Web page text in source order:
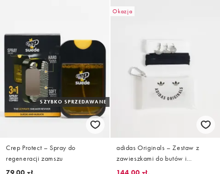
SZYBKO SPRZEDAWANE
Crep Protect – Spray do
regeneracji zamszu
Okazja
adidas Originals – Zestaw z
zawieszkami do butów i
czarnymi sznurówkami